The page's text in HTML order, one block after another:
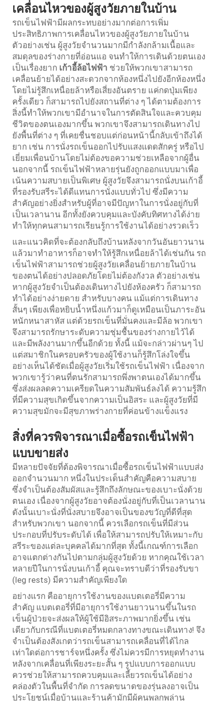
เคลื่อนไหวของผู้สูงวัยภายในบ้าน
รถเข็นไฟฟ้ามีผลกระทบอย่างมากต่อการเพิ่ม
ประสิทธิภาพการเคลื่อนไหวของผู้สูงวัยภายในบ้าน
ตัวอย่างเช่น ผู้สูงวัยจำนวนมากมีกำลังกล้ามเนื้อและ
สมดุลของร่างกายที่อ่อนแอ จนทำให้การเดินด้วยตนเอง
เป็นเรื่องยาก เก้าอี้ล้อไฟฟ้า ช่วยให้พวกเขาสามารถ
เคลื่อนย้ายได้อย่างสะดวกจากห้องหนึ่งไปยังอีกห้องหนึ่ง
โดยไม่รู้สึกเหนื่อยล้าหรือเสี่ยงอันตราย แค่กดปุ่มเพียง
ครั้งเดียว ก็สามารถไปยังสถานที่ต่าง ๆ ได้ตามต้องการ
สิ่งนี้ทำให้พวกเขามีอำนาจในการตัดสินใจและควบคุม
ชีวิตของตนเองมากขึ้น พวกเขาจึงสามารถเดินทางไป
ยังพื้นที่ต่าง ๆ ที่เคยชื่นชอบแต่ก่อนหน้านี้กลับเข้าถึงได้
ยาก เช่น การนั่งรถเข็นออกไปรับแสงแดดสักครู่ หรือไป
เยี่ยมเพื่อนบ้านโดยไม่ต้องขอความช่วยเหลือจากผู้อื่น
นอกจากนี้ รถเข็นไฟฟ้าหลายรุ่นยังถูกออกแบบมาเพื่อ
เน้นความสบายเป็นพิเศษ ผู้สูงวัยจึงสามารถนั่งบนเก้าอี้
ที่รองรับสรีระได้ดีแทนการนั่งแบบทั่วไป ซึ่งมีความ
สำคัญอย่างยิ่งสำหรับผู้ที่อาจมีปัญหาในการนั่งอยู่กับที่
เป็นเวลานาน อีกทั้งยังควบคุมและบังคับทิศทางได้ง่าย
ทำให้ทุกคนสามารถเรียนรู้การใช้งานได้อย่างรวดเร็ว
และแนวคิดที่จะต้องกลับถึงบ้านหลังจากวันอันยาวนาน
แล้วมาทำอาหารก็อาจทำให้รู้สึกเหนื่อยล้าได้เช่นกัน รถ
เข็นไฟฟ้าสามารถช่วยผู้สูงวัยเคลื่อนย้ายภายในบ้าน
ของตนได้อย่างปลอดภัยโดยไม่ต้องกังวล ตัวอย่างเช่น
หากผู้สูงวัยจำเป็นต้องเดินทางไปยังห้องครัว ก็สามารถ
ทำได้อย่างง่ายดาย สำหรับบางคน แม้แต่การเดินทาง
สั้นๆ เพียงเพื่อหยิบน้ำหนึ่งแก้วมาก็ดูเหมือนเป็นภาระอัน
หนักหนาสาหัส แต่ด้วยรถเข็นที่มั่นคงและมีล้อ พวกเขา
จึงสามารถรักษาระดับความชุ่มชื้นของร่างกายไว้ได้
และมีพลังงานมากขึ้นอีกด้วย ทั้งนี้ แม้จะกล่าวผ่านๆ ไป
แต่สมาชิกในครอบครัวของผู้ใช้งานก็รู้สึกโล่งใจขึ้น
อย่างเห็นได้ชัดเมื่อผู้สูงวัยเริ่มใช้รถเข็นไฟฟ้า เนื่องจาก
พวกเขารู้ว่าคนที่ตนรักสามารถพึ่งพาตนเองได้มากขึ้น
ซึ่งส่งผลลดความเครียดในความสัมพันธ์ลงได้ ความรู้สึก
ที่มีความสุขเกิดขึ้นจากความเป็นอิสระ และผู้สูงวัยที่มี
ความสุขมักจะมีสุขภาพร่างกายที่ค่อนข้างแข็งแรง
สิ่งที่ควรพิจารณาเมื่อซื้อรถเข็นไฟฟ้า
แบบขายส่ง
มีหลายปัจจัยที่ต้องพิจารณาเมื่อซื้อรถเข็นไฟฟ้าแบบส่ง
ออกจำนวนมาก หนึ่งในประเด็นสำคัญคือความสบาย
ซึ่งจำเป็นต้องสัมผัสและรู้สึกถึงลักษณะของเบาะนั่งด้วย
ตนเอง เนื่องจากผู้สูงวัยอาจต้องนั่งอยู่กับที่เป็นเวลานาน
ดังนั้นเบาะนั่งที่นั่งสบายจึงอาจเป็นของขวัญที่ดีที่สุด
สำหรับพวกเขา นอกจากนี้ ควรเลือกรถเข็นที่มีส่วน
ประกอบที่ปรับระดับได้ เพื่อให้สามารถปรับให้เหมาะกับ
สรีระของแต่ละบุคคลได้มากที่สุด ทั้งนี้เกณฑ์การเลือก
อาจแตกต่างกันไปตามกลุ่มผู้สูงวัยด้วย หากคุณใช้เวลา
หลายปีในการนั่งบนเก้าอี้ คุณจะทราบดีว่าที่รองรับขา
(leg rests) มีความสำคัญเพียงใด
อย่างแรก คืออายุการใช้งานของแบตเตอรี่มีความ
สำคัญ แบตเตอรี่ที่มีอายุการใช้งานยาวนานขึ้นในรถ
เข็นผู้ป่วยจะส่งผลให้ผู้ใช้มีอิสระภาพมากยิ่งขึ้น เช่น
เดียวกับกรณีที่แบตเตอรี่หมดกลางทางขณะเดินทาง! จึง
จำเป็นต้องสังเกตว่ารถเข็นสามารถเคลื่อนที่ได้ไกล
เท่าใดต่อการชาร์จหนึ่งครั้ง ซึ่งไม่ควรมีการหยุดทำงาน
หลังจากเคลื่อนที่เพียงระยะสั้น ๆ รูปแบบการออกแบบ
ควรช่วยให้สามารถควบคุมและเลี้ยวรถเข็นได้อย่าง
คล่องตัวในพื้นที่จำกัด การลดขนาดของรุ่นลงอาจเป็น
ประโยชน์เมื่อบ้านและร้านค้ามักมีผู้คนพลุกพล่าน